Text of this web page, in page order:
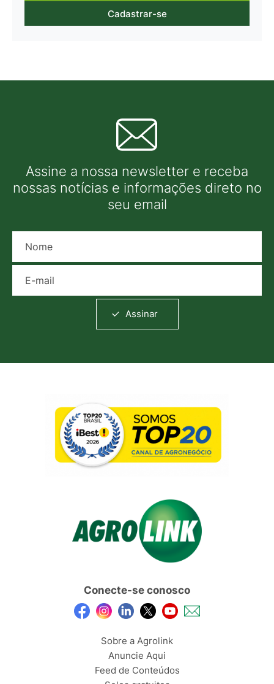
Cadastrar-se
Assine a nossa newsletter e receba
nossas notícias e informações direto no
seu email
Assinar
Conecte-se conosco
Sobre a Agrolink
Anuncie Aqui
Feed de Conteúdos